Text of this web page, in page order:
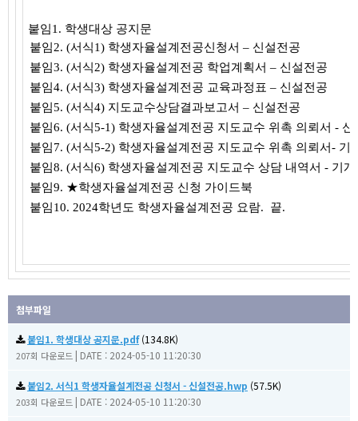
붙임1. 학생대상 공지문
붙임2. (서식1) 학생자율설계전공신청서 – 신설전공
붙임3. (서식2) 학생자율설계전공 학업계획서 – 신설전공
붙임4. (서식3) 학생자율설계전공 교육과정표 – 신설전공
붙임5. (서식4) 지도교수상담결과보고서 – 신설전공
붙임6. (서식5-1) 학생자율설계전공 지도교수 위촉 의뢰서 - 신
붙임7. (서식5-2) 학생자율설계전공 지도교수 위촉 의뢰서- 기
붙임8. (서식6) 학생자율설계전공 지도교수 상담 내역서 - 기
붙임9. ★학생자율설계전공 신청 가이드북
붙임10. 2024학년도 학생자율설계전공 요람. 끝.
첨부파일
붙임1. 학생대상 공지문.pdf(134.8K)
207회 다운로드 | DATE : 2024-05-10 11:20:30
붙임2. 서식1 학생자율설계전공 신청서 - 신설전공.hwp (57.5K)
203회 다운로드 | DATE : 2024-05-10 11:20:30